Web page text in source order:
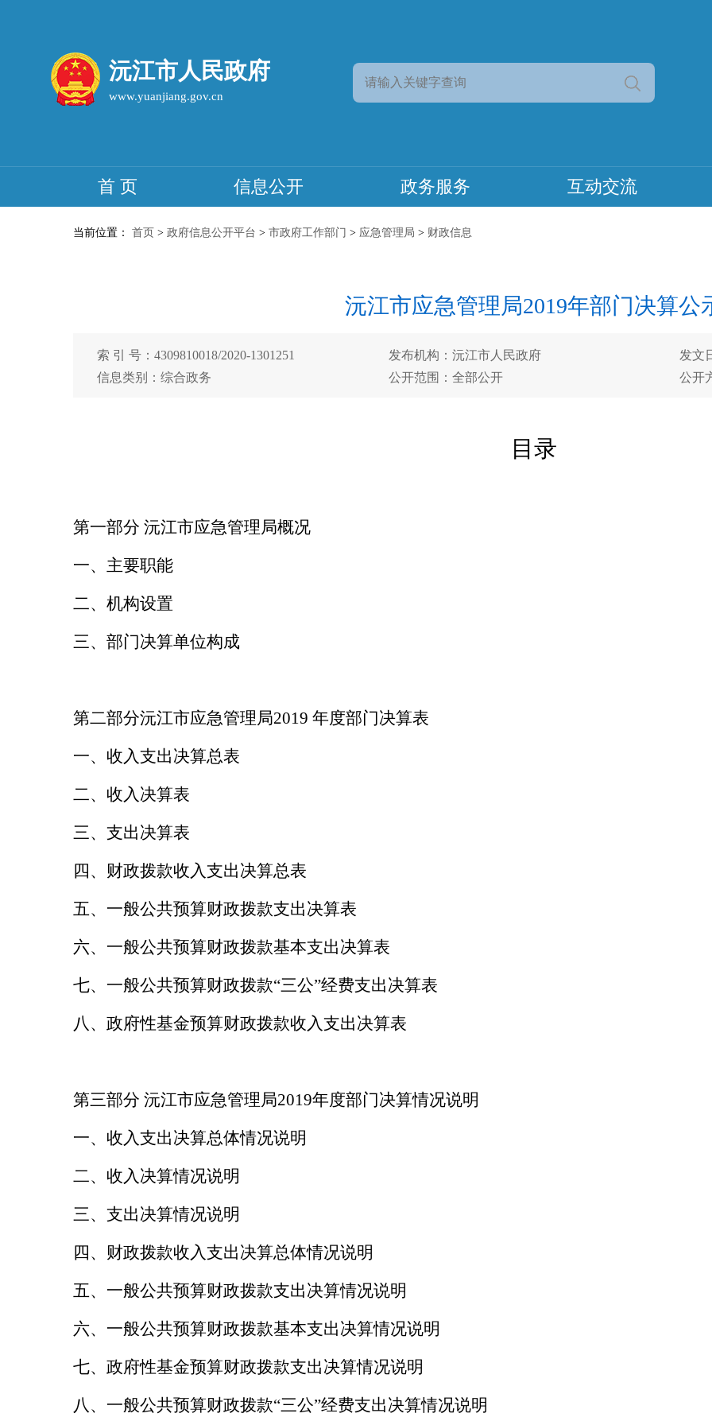
沅江市人民政府
首 页 信息公开 政务服务 互动交流
当前位置： 首页 > 政府信息公开平台 > 市政府工作部门 > 应急管理局 > 财政信息
沅江市应急管理局2019年部门决算公
索 引 号：4309810018/2020-1301251 发布机构：沅江市人民政府
发文
信息类别：综合政务
公开范围：全部公开 公开
目录
第一部分 沅江市应急管理局概况
一、主要职能
二、机构设置
三、部门决算单位构成
第二部分沅江市应急管理局2019 年度部门决算表
一、收入支出决算总表
二、收入决算表
三、支出决算表
四、财政拨款收入支出决算总表
五、一般公共预算财政拨款支出决算表
六、一般公共预算财政拨款基本支出决算表
七、一般公共预算财政拨款“三公”经费支出决算表
八、政府性基金预算财政拨款收入支出决算表
第三部分 沅江市应急管理局2019年度部门决算情况说明
一、收入支出决算总体情况说明
二、收入决算情况说明
三、支出决算情况说明
四、财政拨款收入支出决算总体情况说明
五、一般公共预算财政拨款支出决算情况说明
六、一般公共预算财政拨款基本支出决算情况说明
七、政府性基金预算财政拨款支出决算情况说明
八、一般公共预算财政拨款“三公”经费支出决算情况说明